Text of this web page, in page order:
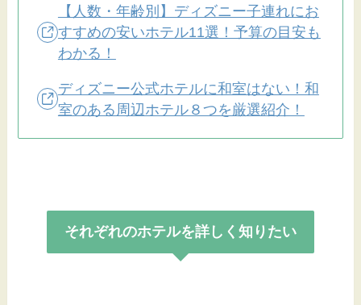
【人数・年齢別】ディズニー子連れにお
すすめの安いホテル11選！予算の目安も
わかる！
ディズニー公式ホテルに和室はない！和
室のある周辺ホテル８つを厳選紹介！
それぞれのホテルを詳しく知りたい